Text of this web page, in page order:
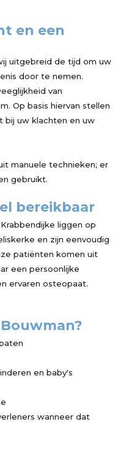
en een
uitgebreid de tijd om uw
door te nemen.
van
Op basis hiervan stellen
bij uw klachten en uw
manuele technieken; er
gebruikt.
bereikbaar
liggen op
en zijn eenvoudig
patiënten komen uit
een persoonlijke
ervaren osteopaat.
en baby's
wanneer dat